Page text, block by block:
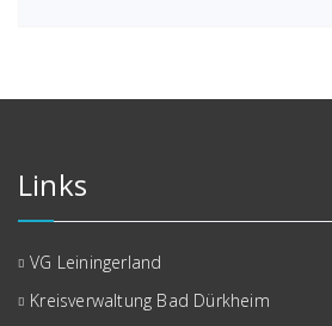
Links
VG Leiningerland
Kreisverwaltung Bad Dürkheim